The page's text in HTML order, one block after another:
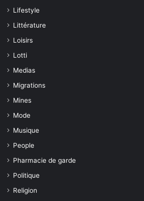
Lifestyle
Littérature
Loisirs
Lotti
Medias
Migrations
Mines
Mode
Musique
People
Pharmacie de garde
Politique
Religion